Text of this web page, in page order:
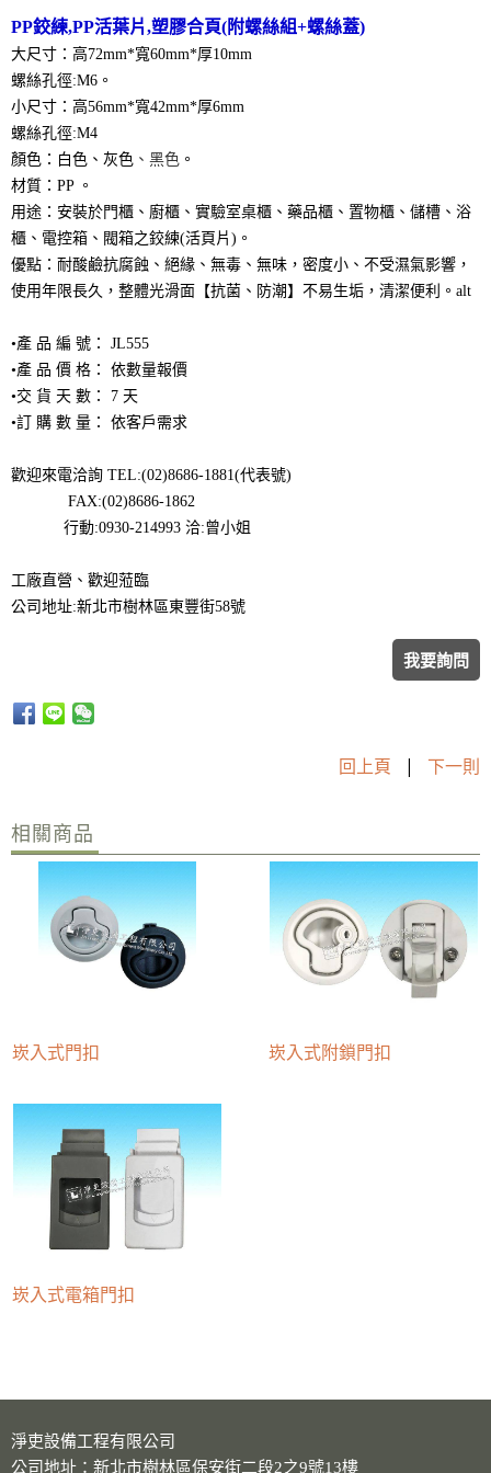
PP鉸練,PP活葉片,塑膠合頁(附螺絲組+螺絲蓋)
大尺寸：高72mm*寬60mm*厚10mm
螺絲孔徑:M6。
小尺寸：高56mm*寬42mm*厚6mm
螺絲孔徑:M4
顏色：白色、灰色 、 黑色 。
材質：PP 。
用途：安裝於門櫃、廚櫃、實驗室桌櫃、藥品櫃、置物櫃、儲槽、浴
櫃、電控箱、閥箱之鉸練(活頁片)。
優點：耐酸鹼抗腐蝕、絕緣、無毒、無味，密度小、不受濕氣影響，
使用年限長久，整體光滑面【抗菌、防潮】不易生垢，清潔便利。alt
•產 品 編 號： JL555
•產 品 價 格： 依數量報價
•交 貨 天 數： 7 天
•訂 購 數 量： 依客戶需求
歡迎來電洽詢 TEL:(02)8686-1881(代表號)
FAX:(02)8686-1862
行動:0930-214993 洽:曾小姐
工廠直營、歡迎蒞臨
公司地址:新北市樹林區東豐街58號
我要詢問
回上頁 | 下一則
相關商品
崁入式門扣 崁入式附鎖門扣
崁入式電箱門扣
淨吏設備工程有限公司
公司地址：新北市樹林區保安街二段2之9號13樓